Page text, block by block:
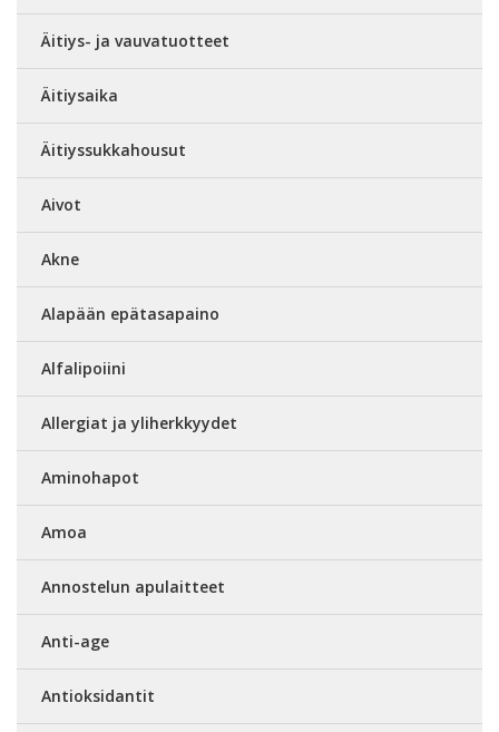
Äitiys- ja vauvatuotteet
Äitiysaika
Äitiyssukkahousut
Aivot
Akne
Alapään epätasapaino
Alfalipoiini
Allergiat ja yliherkkyydet
Aminohapot
Amoa
Annostelun apulaitteet
Anti-age
Antioksidantit